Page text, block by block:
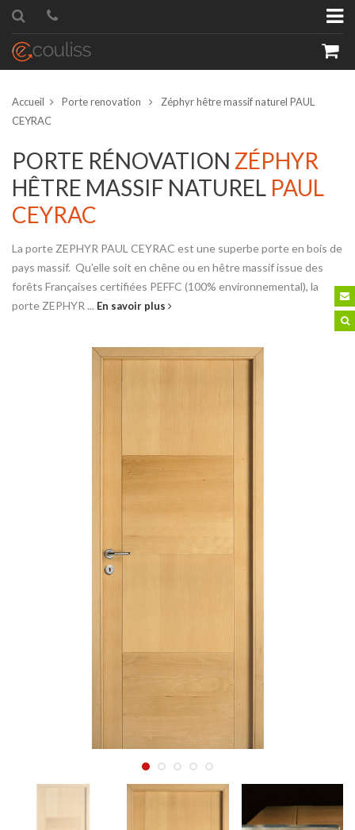
Accueil Porte renovation
Zéphyr hêtre massif naturel PAUL
CEYRAC
PORTE RÉNOVATION ZÉPHYR
HÊTRE MASSIF NATUREL PAUL
CEYRAC
La porte ZEPHYR PAUL CEYRAC est une superbe porte en bois de
pays massif. Qu'elle soit en chêne ou en hêtre massif issue des
forêts Françaises certifiées PEFFC (100% environnemental), la
porte ZEPHYR ... En savoir plus
Quantité